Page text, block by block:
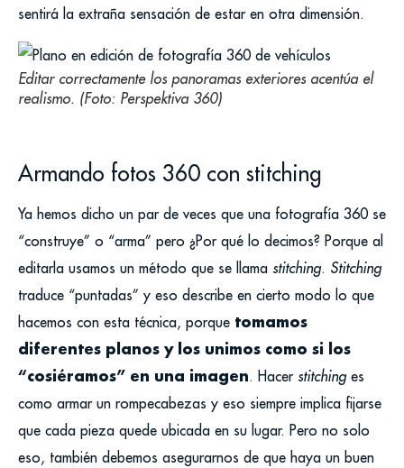
sentirá la extraña sensación de estar en otra dimensión.
Editar correctamente los panoramas exteriores acentúa el
realismo. (Foto: Perspektiva 360)
Armando fotos 360 con stitching
Ya hemos dicho un par de veces que una fotografía 360 se
“construye” o “arma” pero ¿Por qué lo decimos? Porque al
editarla usamos un método que se llama stitching. Stitching
traduce “puntadas” y eso describe en cierto modo lo que
hacemos con esta técnica, porque tomamos
diferentes planos y los unimos como si los
“cosiéramos” en una imagen. Hacer stitchinges
como armar un rompecabezas y eso siempre implica fijarse
que cada pieza quede ubicada en su lugar. Pero no solo
eso, también debemos asegurarnos de que haya un buen